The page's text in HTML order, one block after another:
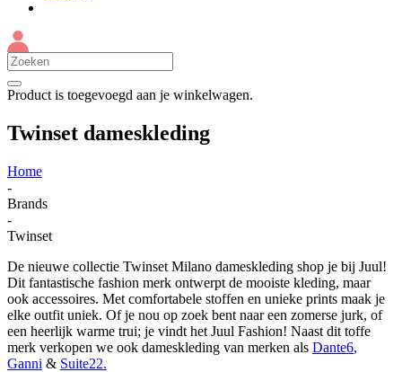
Product is toegevoegd aan je winkelwagen.
Twinset dameskleding
Home
-
Brands
-
Twinset
De nieuwe collectie Twinset Milano dameskleding shop je bij Juul!
Dit fantastische fashion merk ontwerpt de mooiste kleding, maar
ook accessoires. Met comfortabele stoffen en unieke prints maak je
elke outfit uniek. Of je nou op zoek bent naar een zomerse jurk, of
een heerlijk warme trui; je vindt het Juul Fashion! Naast dit toffe
merk verkopen we ook dameskleding van merken als Dante6,
Ganni & Suite22.